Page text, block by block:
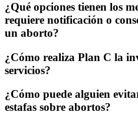
¿Qué opciones tienen los
requiere notificación o
un aborto?
¿Cómo realiza Plan C la
servicios?
¿Cómo puede alguien
estafas sobre abortos?